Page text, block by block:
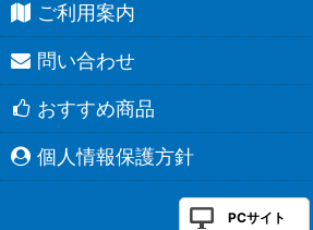
ご利用案内
問い合わせ
おすすめ商品
個人情報保護方針
PCサイト